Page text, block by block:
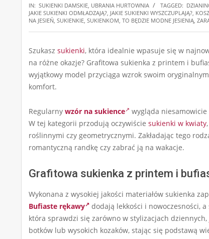
IN: SUKIENKI DAMSKIE UBRANIA HURTOWNIA TAGGED:
JAKIE SUKIENKI ODMŁADZAJĄ? JAKIE SUKIENKI WYSZCZUPLAJĄ?
NA JESIEŃ SUKIENKIE SUKIENKOM TO BĘDZIE MODNE JESIENIĄ
Szukasz sukienki, która idealnie wpasuje się w
na różne okazje? Grafitowa sukienka z printem i
wyjątkowy model przyciąga wzrok swoim
komfort.
Regularny wzór na sukience
wygląda
W tej kategorii przodują oczywiście sukienki w kwiaty
roślinnymi czy geometrycznymi. Zakładając tego
romantyczną randkę czy zabrać ją na wakacje.
Grafitowa sukienka z printem i
Wykonana z wysokiej jakości materiałów sukienka
Bufiaste rękawy
dodają lekkości i nowoczesności,
która sprawdzi się zarówno w stylizacjach
botków lub wysokich kozaków, stając się podstawą